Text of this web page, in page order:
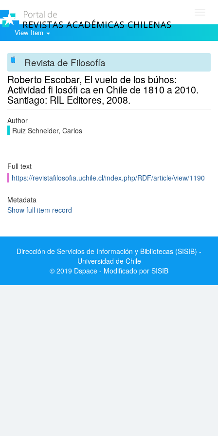
View Item
Revista de Filosofía
Roberto Escobar, El vuelo de los búhos:
Actividad fi losófi ca en Chile de 1810 a 2010.
Santiago: RIL Editores, 2008.
Author
Ruiz Schneider, Carlos
Full text
https://revistafilosofia.uchile.cl/index.php/RDF/article/view/1190
Metadata
Show full item record
Dirección de Servicios de Información y Bibliotecas (SISIB) -
Universidad de Chile
© 2019 Dspace - Modificado por SISIB